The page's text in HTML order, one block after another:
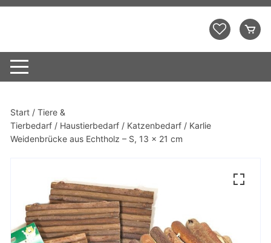
Zum
Start /Tiere &
Tierbedarf / Haustierbedarf / Katzenbedarf / Karlie
Weidenbrücke aus Echtholz – S, 13 x 21 cm